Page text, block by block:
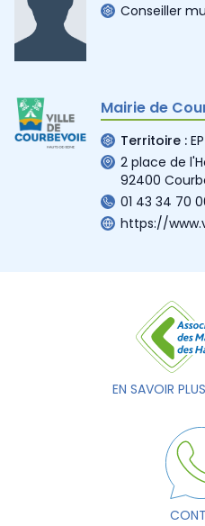
Conseiller
Mairie de
Territoire :
2 place de
92400
01 43 34 70
https://
EN SAVOIR